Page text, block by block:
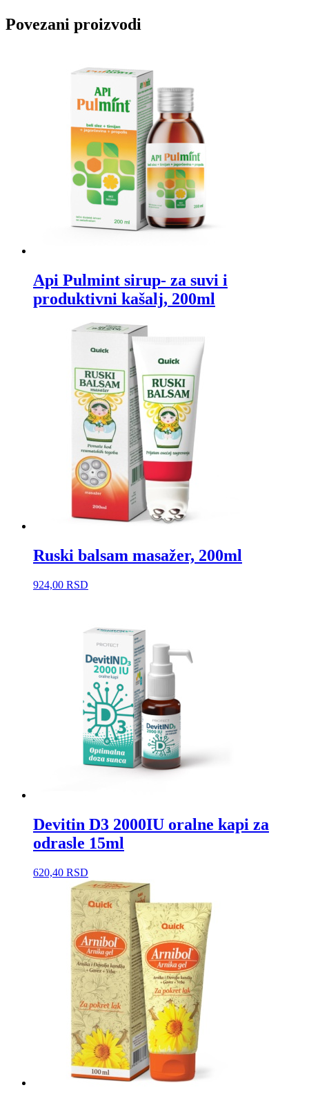
Povezani proizvodi
Api Pulmint sirup- za suvi i
produktivni kašalj, 200ml
Ruski balsam masažer, 200ml
924,00 RSD
Devitin D3 2000IU oralne kapi za
odrasle 15ml
620,40 RSD